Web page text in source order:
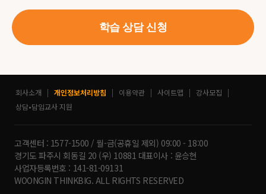
-아래의 경우 패키지 일체 정가금액(536,000원)을 고객에게 청구
변경된 고객 정보(주소, 연락처 등)나 수거지정보를 회사 혹은
6)
무료체험 학습을 위해 제공된 체험 패키지는 회사의 소중한 자산으
연되거나 반납하지 않을 경우 관련 법에 의거하여 법적 처벌을 받으
학습 상담 신청
회사소개 개인정보처리방침 이용약관 사이트맵
강사모집
상담•담임교사 지원
고객센터 : 1577-1500 / 월-금(공휴일 제외) 09:00 - 18:00
경기도 파주시 회동길 20 (우) 10881 대표이사 : 윤승현
사업자등록번호 : 141-81-09131
WOONGIN THINKBIG. ALL RIGHTS RESERVED